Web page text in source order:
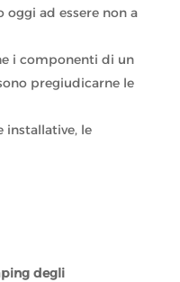
ad essere non a
i componenti di un
pregiudicarne le
installative, le
degli